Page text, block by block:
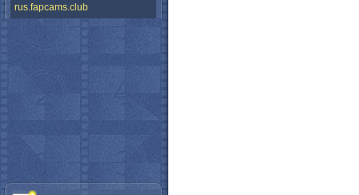
rus.fapcams.club